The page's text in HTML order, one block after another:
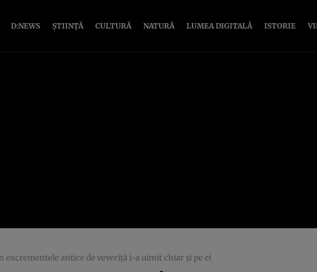
D:NEWS ȘTIINȚĂ CULTURĂ NATURĂ LUMEA DIGITALĂ ISTORIE
excrementele antice de veveriță i-a uimit chiar și pe ei